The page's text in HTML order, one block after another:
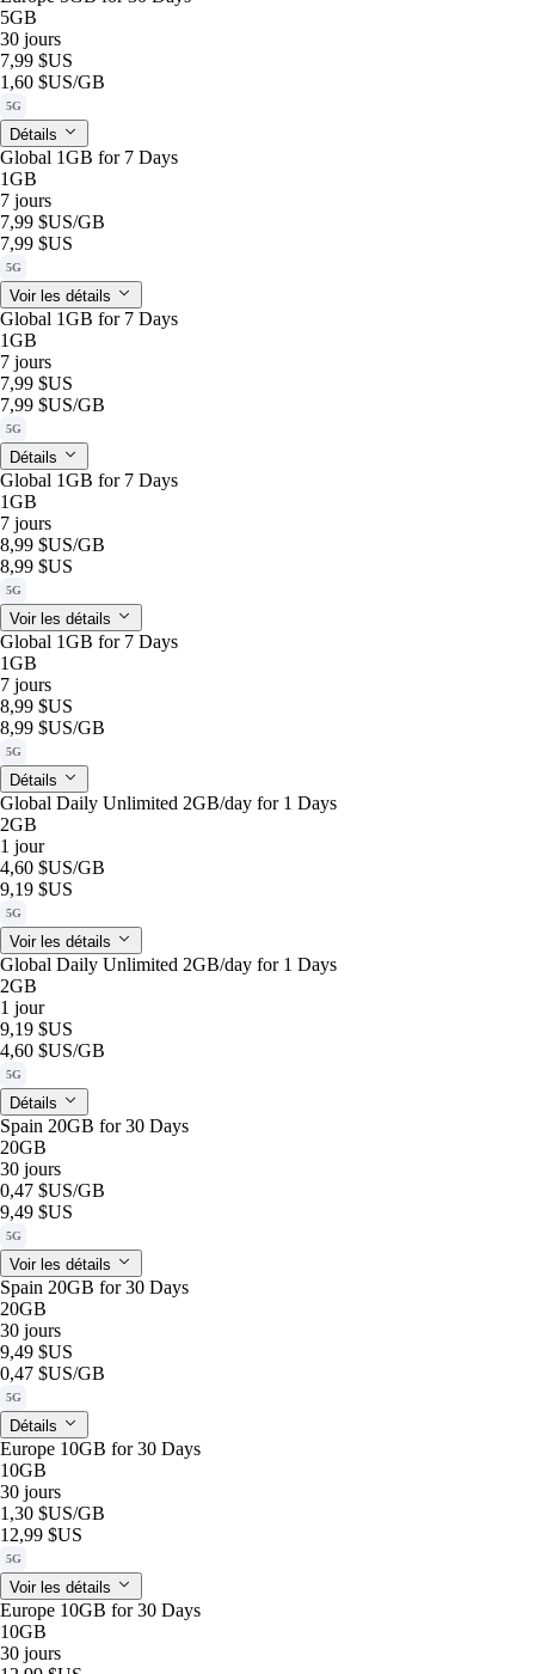
5GB
30 jours
7,99 $US
1,60 $US/GB
5G
Détails
Global 1GB for 7 Days
1GB
7 jours
7,99 $US/GB
7,99 $US
5G
Voir les détails
Global 1GB for 7 Days
1GB
7 jours
7,99 $US
7,99 $US/GB
5G
Détails
Global 1GB for 7 Days
1GB
7 jours
8,99 $US/GB
8,99 $US
5G
Voir les détails
Global 1GB for 7 Days
1GB
7 jours
8,99 $US
8,99 $US/GB
5G
Détails
Global Daily Unlimited 2GB/day for 1 Days
2GB
1 jour
4,60 $US/GB
9,19 $US
5G
Voir les détails
Global Daily Unlimited 2GB/day for 1 Days
2GB
1 jour
9,19 $US
4,60 $US/GB
5G
Détails
Spain 20GB for 30 Days
20GB
30 jours
0,47 $US/GB
9,49 $US
5G
Voir les détails
Spain 20GB for 30 Days
20GB
30 jours
9,49 $US
0,47 $US/GB
5G
Détails
Europe 10GB for 30 Days
10GB
30 jours
1,30 $US/GB
12,99 $US
5G
Voir les détails
Europe 10GB for 30 Days
10GB
30 jours